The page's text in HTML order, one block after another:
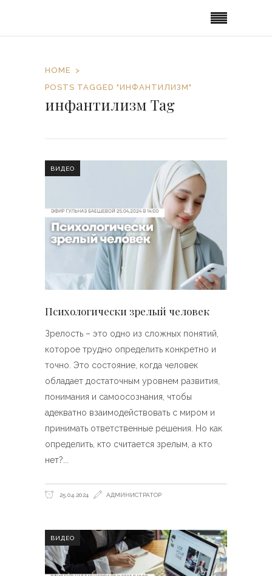
HOME
POSTS TAGGED "ИНФАНТИЛИЗМ"
инфантилизм Tag
ВИДЕО
Психологически зрелый человек
Зрелость – это одно из сложных понятий,
которое трудно определить конкретно и
точно. Это состояние, когда человек
обладает достаточным уровнем развития,
понимания и самоосознания, чтобы
адекватно взаимодействовать с миром и
принимать ответственные решения. Но как
определить, кто считается зрелым, а кто
нет?
25.04.2024 АДМИНИСТРАТОР
ВИДЕО